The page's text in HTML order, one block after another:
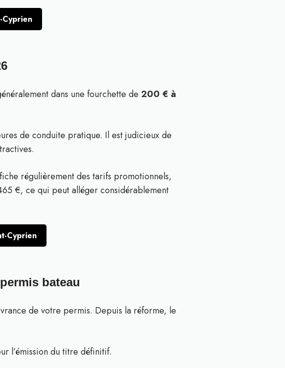
Cyprien
dans une fourchette de 200 € à
de conduite pratique. Il est judicieux de
régulièrement des tarifs promotionnels,
€, ce qui peut alléger considérablement
Cyprien
bateau
de votre permis. Depuis la réforme, le
l’émission du titre définitif.